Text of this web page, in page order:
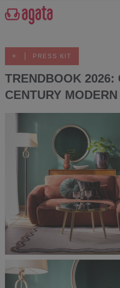
PRESS KIT
TRENDBOOK 2026:
CENTURY MODERN
0F0A1630-rozmiar-